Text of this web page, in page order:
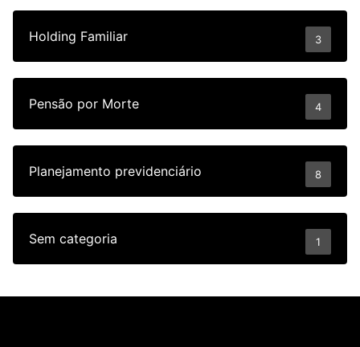
Holding Familiar 3
Pensão por Morte 4
Planejamento previdenciário 8
Sem categoria 1